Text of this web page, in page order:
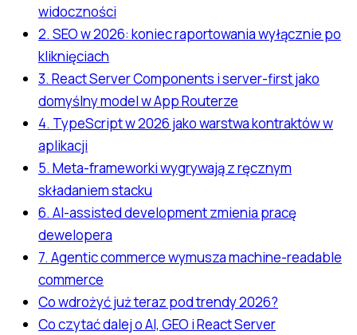
widoczności
2. SEO w 2026: koniec raportowania wyłącznie po
kliknięciach
3. React Server Components i server-first jako
domyślny model w App Routerze
4. TypeScript w 2026 jako warstwa kontraktów w
aplikacji
5. Meta-frameworki wygrywają z ręcznym
składaniem stacku
6. AI-assisted development zmienia pracę
dewelopera
7. Agentic commerce wymusza machine-readable
commerce
Co wdrożyć już teraz pod trendy 2026?
Co czytać dalej o AI, GEO i React Server